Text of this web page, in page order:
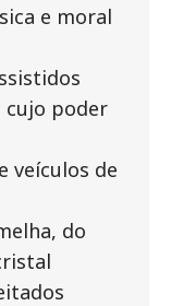
e moral
cujo poder
veículos de
do